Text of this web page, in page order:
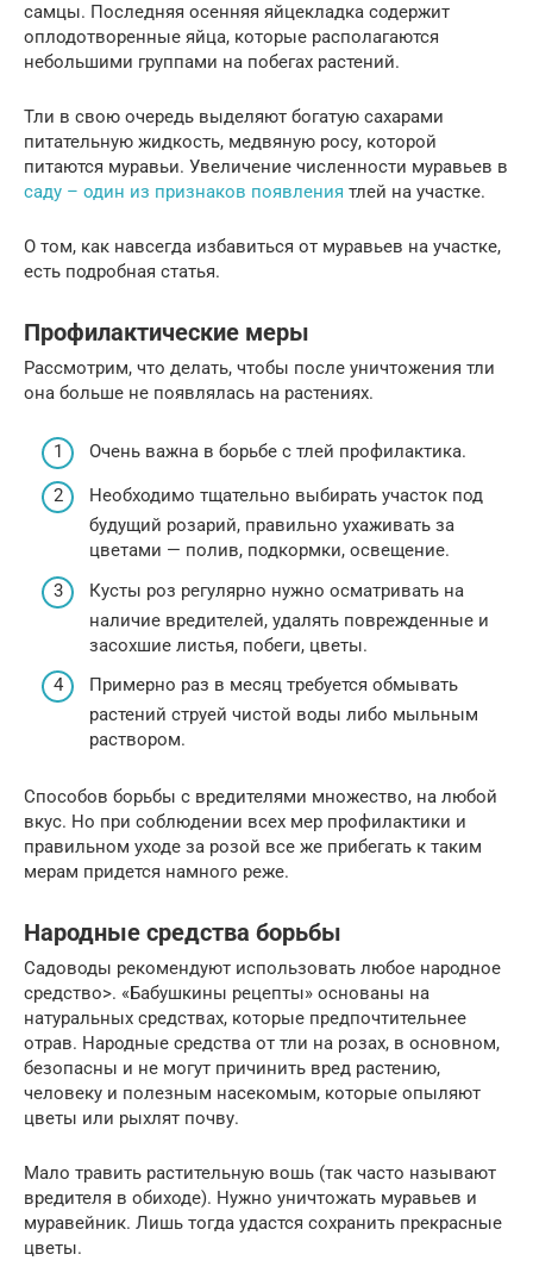
самцы. Последняя осенняя яйцекладка содержит
оплодотворенные яйца, которые располагаются
небольшими группами на побегах растений.
Тли в свою очередь выделяют богатую сахарами
питательную жидкость, медвяную росу, которой
питаются муравьи. Увеличение численности муравьев в
саду – один из признаков появления тлей на участке.
О том, как навсегда избавиться от муравьев на участке,
есть подробная статья.
Профилактические меры
Рассмотрим, что делать, чтобы после уничтожения тли
она больше не появлялась на растениях.
Очень важна в борьбе с тлей профилактика.
Необходимо тщательно выбирать участок под
будущий розарий, правильно ухаживать за
цветами — полив, подкормки, освещение.
Кусты роз регулярно нужно осматривать на
наличие вредителей, удалять поврежденные и
засохшие листья, побеги, цветы.
Примерно раз в месяц требуется обмывать
растений струей чистой воды либо мыльным
раствором.
Способов борьбы с вредителями множество, на любой
вкус. Но при соблюдении всех мер профилактики и
правильном уходе за розой все же прибегать к таким
мерам придется намного реже.
Народные средства борьбы
Садоводы рекомендуют использовать любое народное
средство>. «Бабушкины рецепты» основаны на
натуральных средствах, которые предпочтительнее
отрав. Народные средства от тли на розах, в основном,
безопасны и не могут причинить вред растению,
человеку и полезным насекомым, которые опыляют
цветы или рыхлят почву.
Мало травить растительную вошь (так часто называют
вредителя в обиходе). Нужно уничтожать муравьев и
муравейник. Лишь тогда удастся сохранить прекрасные
цветы.